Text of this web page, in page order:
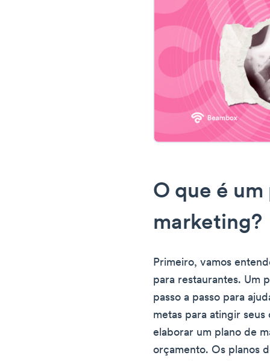
O que é
marketing?
Primeiro, vamos
para restaurantes. Um
passo a passo para
metas para atingir
elaborar um plano de
orçamento. Os planos